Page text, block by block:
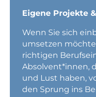
Eigene Projekte
Wenn Sie sich
umsetzen
richtigen
Absolvent*innen,
und Lust haben,
den Sprung ins